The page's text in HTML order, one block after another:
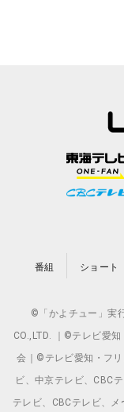
番組 ショート
©「かよチュー」実
CO.,LTD. ｜©テレビ愛
会｜©テレビ愛知・フ
ビ、中京テレビ、CBC
テレビ、CBCテレビ、